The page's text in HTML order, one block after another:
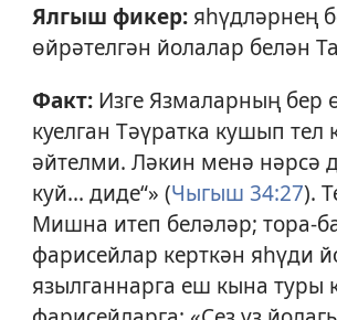
Ялгыш фикер: яһүдләрнең
өйрәтелгән йолалар белән
Факт: Изге Язмаларның бер
куелган Тәүратка кушып
әйтелми. Ләкин менә нәрсә
куй... диде“» (Чыгыш 34:27).
Мишна итеп беләләр; тора-
фарисейлар керткән яһүди
язылганнарга еш кына туры